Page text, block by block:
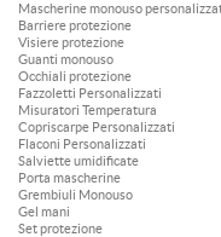
Mascherine monouso
Barriere protezione
Visiere protezione
Guanti monouso
Occhiali protezione
Fazzoletti Personalizzati
Misuratori Temperatura
Copriscarpe Personalizzati
Flaconi Personalizzati
Salviette umidificate
Porta mascherine
Grembiuli Monouso
Gel mani
Set protezione